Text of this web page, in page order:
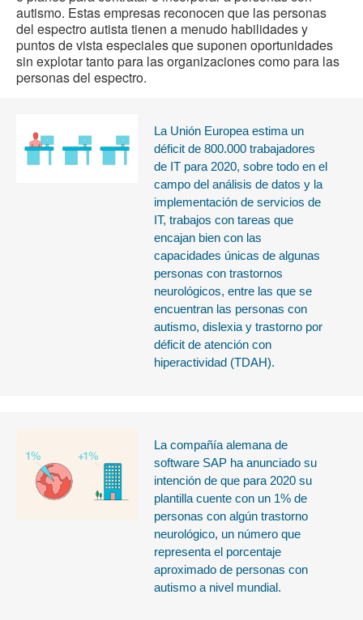
autismo. Estas empresas reconocen que las personas
del espectro autista tienen a menudo habilidades y
puntos de vista especiales que suponen oportunidades
sin explotar tanto para las organizaciones como para las
personas del espectro.
La Unión Europea estima un
déficit de 800.000 trabajadores
de IT para 2020, sobre todo en el
campo del análisis de datos y la
implementación de servicios de
IT, trabajos con tareas que
encajan bien con las
capacidades únicas de algunas
personas con trastornos
neurológicos, entre las que se
encuentran las personas con
autismo, dislexia y trastorno por
déficit de atención con
hiperactividad (TDAH).
La compañía alemana de
software SAP ha anunciado su
intención de que para 2020 su
plantilla cuente con un 1% de
personas con algún trastorno
neurológico, un número que
representa el porcentaje
aproximado de personas con
autismo a nivel mundial.